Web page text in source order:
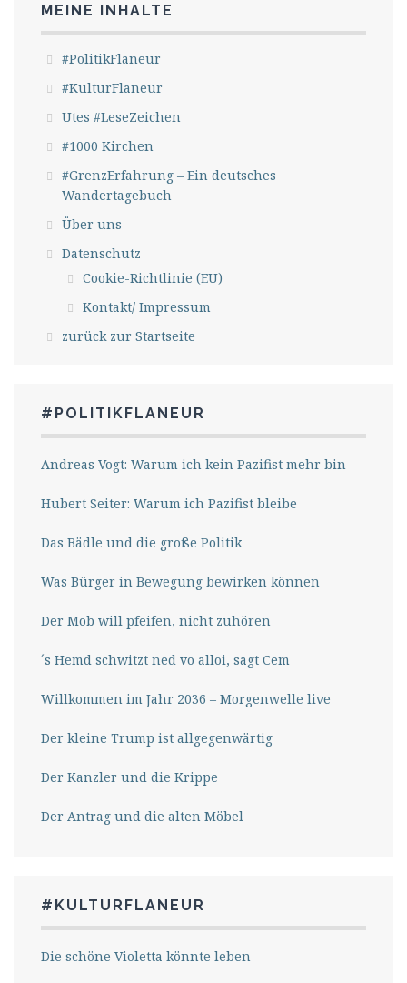
MEINE INHALTE
#PolitikFlaneur
#KulturFlaneur
Utes #LeseZeichen
#1000 Kirchen
#GrenzErfahrung – Ein deutsches
Wandertagebuch
Über uns
Datenschutz
Cookie-Richtlinie (EU)
Kontakt/ Impressum
zurück zur Startseite
#POLITIKFLANEUR
Andreas Vogt: Warum ich kein Pazifist mehr bin
Hubert Seiter: Warum ich Pazifist bleibe
Das Bädle und die große Politik
Was Bürger in Bewegung bewirken können
Der Mob will pfeifen, nicht zuhören
´s Hemd schwitzt ned vo alloi, sagt Cem
Willkommen im Jahr 2036 – Morgenwelle live
Der kleine Trump ist allgegenwärtig
Der Kanzler und die Krippe
Der Antrag und die alten Möbel
#KULTURFLANEUR
Die schöne Violetta könnte leben